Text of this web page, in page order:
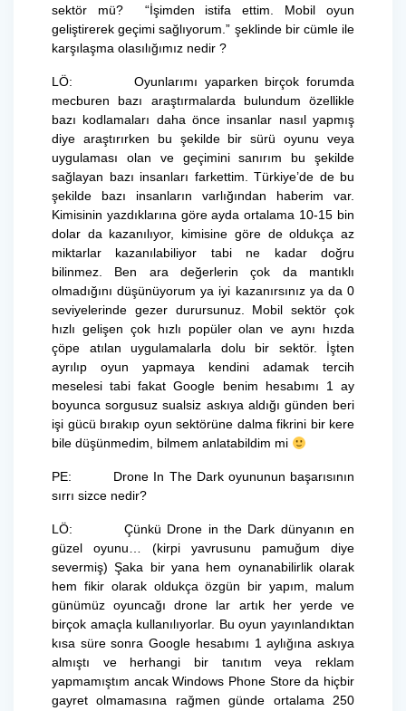
sektör mü? “İşimden istifa ettim. Mobil oyun
geliştirerek geçimi sağlıyorum.” şeklinde bir cümle ile
karşılaşma olasılığımız nedir ?
LÖ: Oyunlarımı yaparken birçok forumda
mecburen bazı araştırmalarda bulundum özellikle
bazı kodlamaları daha önce insanlar nasıl yapmış
diye araştırırken bu şekilde bir sürü oyunu veya
uygulaması olan ve geçimini sanırım bu şekilde
sağlayan bazı insanları farkettim. Türkiye’de de bu
şekilde bazı insanların varlığından haberim var.
Kimisinin yazdıklarına göre ayda ortalama 10-15 bin
dolar da kazanılıyor, kimisine göre de oldukça az
miktarlar kazanılabiliyor tabi ne kadar doğru
bilinmez. Ben ara değerlerin çok da mantıklı
olmadığını düşünüyorum ya iyi kazanırsınız ya da 0
seviyelerinde gezer durursunuz. Mobil sektör çok
hızlı gelişen çok hızlı popüler olan ve aynı hızda
çöpe atılan uygulamalarla dolu bir sektör. İşten
ayrılıp oyun yapmaya kendini adamak tercih
meselesi tabi fakat Google benim hesabımı 1 ay
boyunca sorgusuz sualsiz askıya aldığı günden beri
işi gücü bırakıp oyun sektörüne dalma fikrini bir kere
bile düşünmedim, bilmem anlatabildim mi
PE: Drone In The Dark oyununun başarısının
sırrı sizce nedir?
LÖ: Çünkü Drone in the Dark dünyanın en
güzel oyunu… (kirpi yavrusunu pamuğum diye
severmiş) Şaka bir yana hem oynanabilirlik olarak
hem fikir olarak oldukça özgün bir yapım, malum
günümüz oyuncağı drone lar artık her yerde ve
birçok amaçla kullanılıyorlar. Bu oyun yayınlandıktan
kısa süre sonra Google hesabımı 1 aylığına askıya
almıştı ve herhangi bir tanıtım veya reklam
yapmamıştım ancak Windows Phone Store da hiçbir
gayret olmamasına rağmen günde ortalama 250